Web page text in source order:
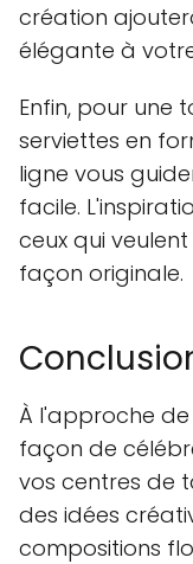
création
élégante à
Enfin, pour une
serviettes en
ligne vous
facile.
ceux qui
façon originale.
À l'approche
façon de
vos centres de
des idées
compositions